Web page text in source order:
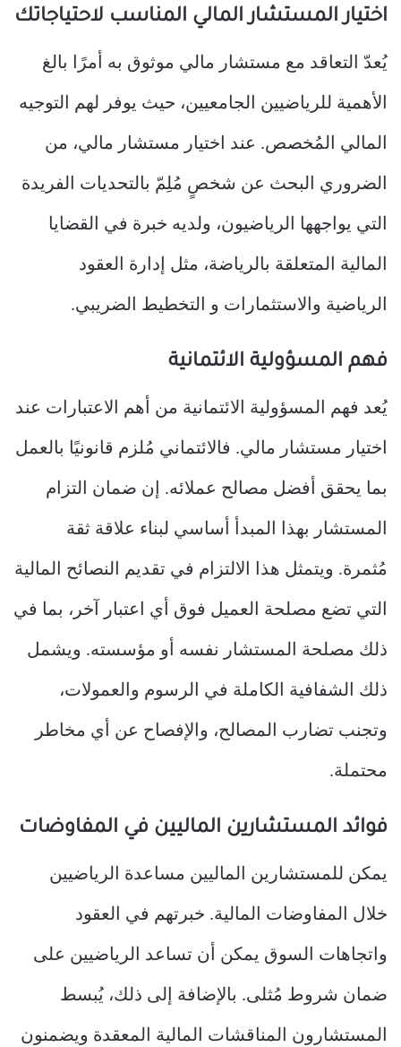
اختيار المستشار المالي المناسب لاحتياجاتك
يُعدّ التعاقد مع مستشار مالي موثوق به أمرًا بالغ
الأهمية للرياضيين الجامعيين، حيث يوفر لهم التوجيه
المالي المُخصص. عند اختيار مستشار مالي، من
الضروري البحث عن شخصٍ مُلِمّ بالتحديات الفريدة
التي يواجهها الرياضيون، ولديه خبرة في القضايا
المالية المتعلقة بالرياضة، مثل إدارة العقود
الرياضية والاستثمارات و التخطيط الضريبي.
فهم المسؤولية الائتمانية
يُعد فهم المسؤولية الائتمانية من أهم الاعتبارات عند
اختيار مستشار مالي. فالائتماني مُلزم قانونيًا بالعمل
بما يحقق أفضل مصالح عملائه. إن ضمان التزام
المستشار بهذا المبدأ أساسي لبناء علاقة ثقة
مُثمرة. ويتمثل هذا الالتزام في تقديم النصائح المالية
التي تضع مصلحة العميل فوق أي اعتبار آخر، بما في
ذلك مصلحة المستشار نفسه أو مؤسسته. ويشمل
ذلك الشفافية الكاملة في الرسوم والعمولات،
وتجنب تضارب المصالح، والإفصاح عن أي مخاطر
محتملة.
فوائد المستشارين الماليين في المفاوضات
يمكن للمستشارين الماليين مساعدة الرياضيين
خلال المفاوضات المالية. خبرتهم في العقود
واتجاهات السوق يمكن أن تساعد الرياضيين على
ضمان شروط مُثلى. بالإضافة إلى ذلك، يُبسط
المستشارون المناقشات المالية المعقدة ويضمنون